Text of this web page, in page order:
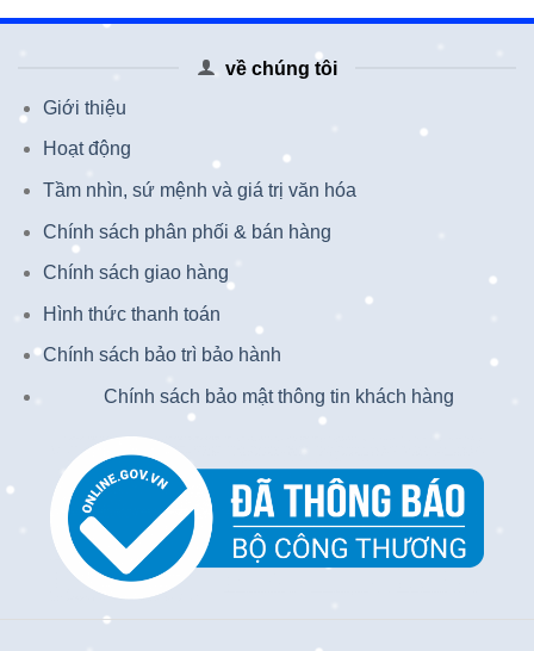
về chúng tôi
Giới thiệu
Hoạt động
Tầm nhìn, sứ mệnh và giá trị văn hóa
Chính sách phân phối & bán hàng
Chính sách giao hàng
Hình thức thanh toán
Chính sách bảo trì bảo hành
Chính sách bảo mật thông tin khách hàng